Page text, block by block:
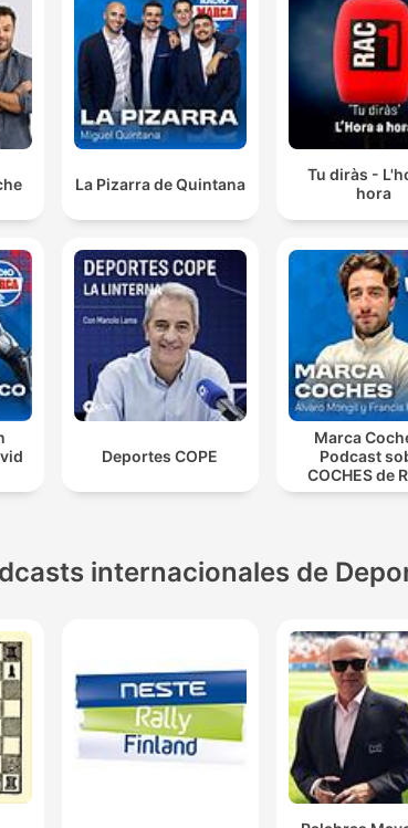
La Pizarra de Quintana
Tu diràs -
hora
Deportes COPE
Marca
Podcast
COCHES de
MARCA
internacionales de